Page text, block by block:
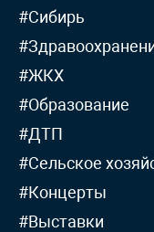
#Сибирь
#ЖКХ
#Образование
#ДТП
#Сельское
#Концерты
#Выставки